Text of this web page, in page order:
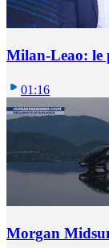
Milan-Leao: le
01:16
Morgan